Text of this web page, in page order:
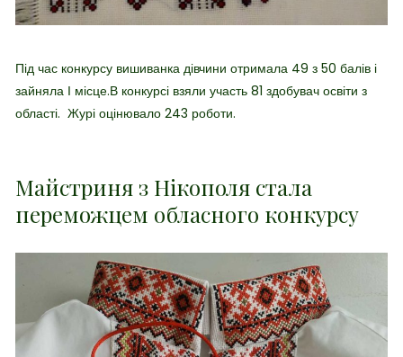
Під час конкурсу вишиванка дівчини отримала 49 з 50 балів і
зайняла І місце.В конкурсі взяли участь 81 здобувач освіти з
області. Журі оцінювало 243 роботи.
Майстриня з Нікополя стала
переможцем обласного конкурсу